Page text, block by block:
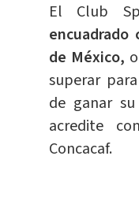
El Club
de México,
superar
de ganar
acredite
Concacaf.